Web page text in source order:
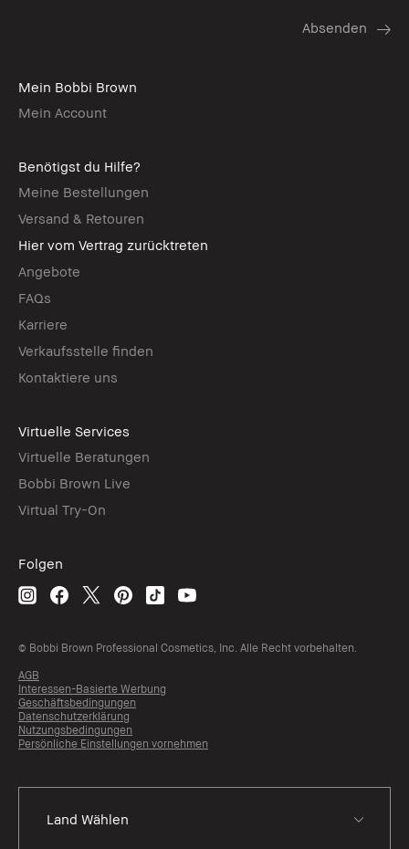
Mein Bobbi Brown
Mein Account
Benötigst du Hilfe?
Meine Bestellungen
Versand & Retouren
Hier vom Vertrag zurücktreten
Angebote
FAQs
Karriere
Verkaufsstelle finden
Kontaktiere uns
Virtuelle Services
Virtuelle Beratungen
Bobbi Brown Live
Virtual Try-On
Folgen
© Bobbi Brown Professional Cosmetics, Inc. Alle Recht vorbehalten.
AGB
Interessen-Basierte Werbung
Geschäftsbedingungen
Datenschutzerklärung
Nutzungsbedingungen
Persönliche Einstellungen vornehmen